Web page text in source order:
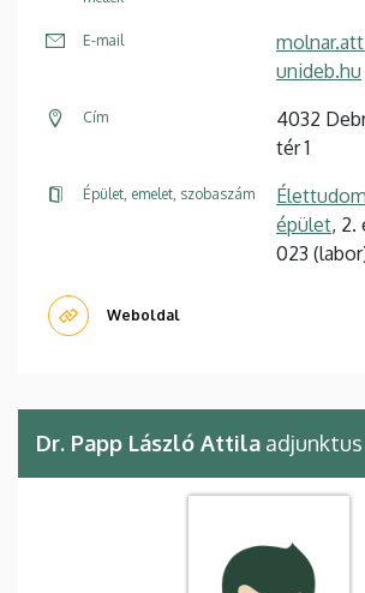
E-mail
unideb.hu
Cím
4032
tér 1
Épület, emelet, szobaszám
épület, 2.
023
Weboldal
Dr. Papp László Attila adjunktus